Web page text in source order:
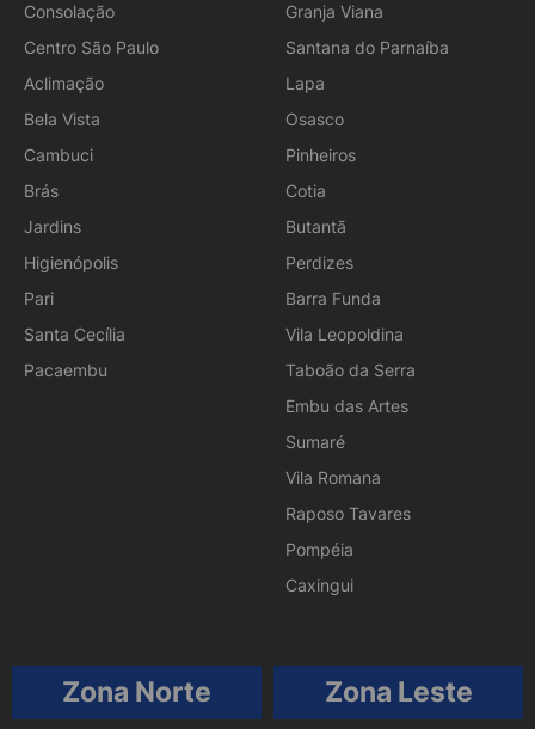
Consolação
Centro São Paulo
Aclimação
Bela Vista
Cambuci
Brás
Jardins
Higienópolis
Pari
Santa Cecília
Pacaembu
Granja Viana
Santana do Parnaíba
Lapa
Osasco
Pinheiros
Cotia
Butantã
Perdizes
Barra Funda
Vila Leopoldina
Taboão da Serra
Embu das Artes
Sumaré
Vila Romana
Raposo Tavares
Pompéia
Caxingui
Zona Norte Zona Leste